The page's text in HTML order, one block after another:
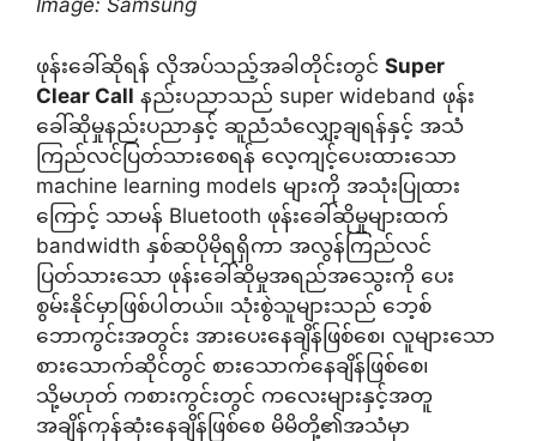
Image: Samsung
ဖုန်းခေါ်ဆိုရန် လိုအပ်သည့်အခါတိုင်းတွင် Super
Clear Call နည်းပညာသည် super wideband ဖုန်း
ခေါ်ဆိုမှုနည်းပညာနှင့် ဆူညံသံလျှော့ချရန်နှင့် အသံ
ကြည်လင်ပြတ်သားစေရန် လေ့ကျင့်ပေးထားသော
machine learning models များကို အသုံးပြုထား
ကြောင့် သာမန် Bluetooth ဖုန်းခေါ်ဆိုမှုများထက်
bandwidth နှစ်ဆပိုမိုရရှိကာ အလွန်ကြည်လင်
ပြတ်သားသော ဖုန်းခေါ်ဆိုမှုအရည်အသွေးကို ပေး
စွမ်းနိုင်မှာဖြစ်ပါတယ်။ သုံးစွဲသူများသည် ဘေ့စ်
ဘောကွင်းအတွင်း အားပေးနေချိန်ဖြစ်စေ၊ လူများသော
စားသောက်ဆိုင်တွင် စားသောက်နေချိန်ဖြစ်စေ၊
သို့မဟုတ် ကစားကွင်းတွင် ကလေးများနှင့်အတူ
အချိန်ကုန်ဆုံးနေချိန်ဖြစ်စေ မိမိတို့၏အသံမှာ